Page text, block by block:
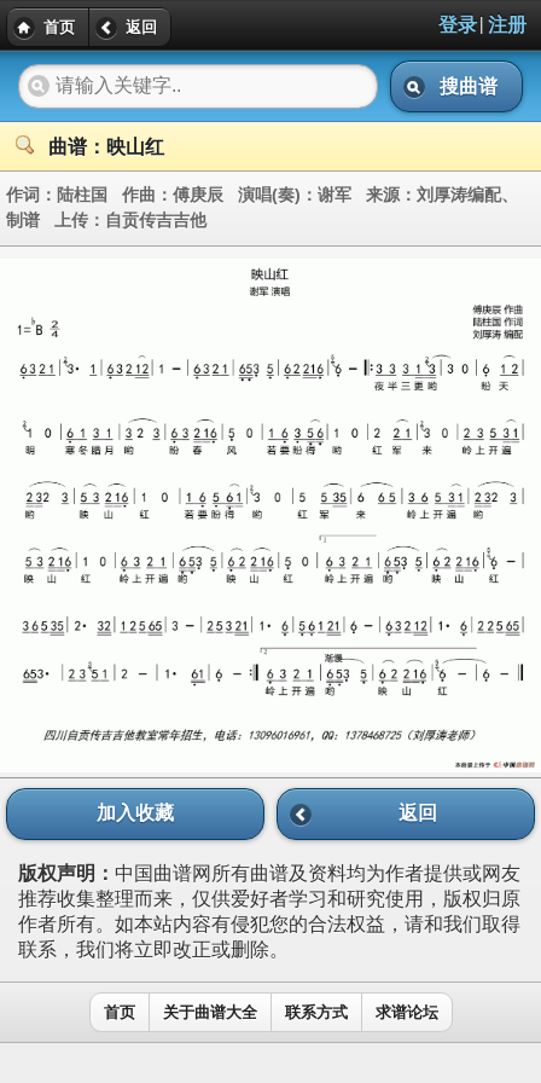
首页 返回 登录| 注册
搜曲谱
曲谱：映山红
作词： 陆柱国 作曲： 傅庚辰 演唱(奏)： 谢军 来源： 刘厚涛编配、
制谱 上传： 自贡传吉吉他
加入收藏 返回
版权声明： 中国曲谱网所有曲谱及资料均为作者提供或网友
推荐收集整理而来，仅供爱好者学习和研究使用，版权归原
作者所有。如本站内容有侵犯您的合法权益，请和我们取得
联系，我们将立即改正或删除。
首页 关于曲谱大全 联系方式 求谱论坛